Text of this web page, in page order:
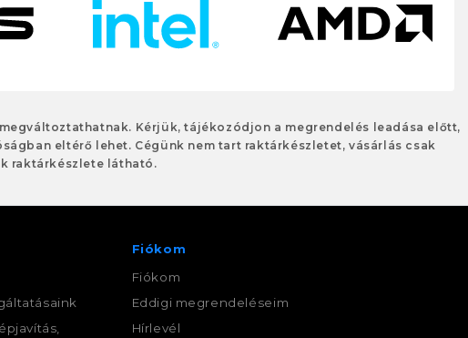
Kérjük, tájékozódjon a megrendelés leadása előtt,
eltérő lehet. Cégünk nem tart raktárkészletet, vásárlás csak
raktárkészlete látható.
Fiókom
Fiókom
Eddigi megrendeléseim
Hírlevél